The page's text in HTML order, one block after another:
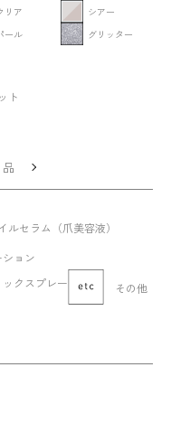
リア
シアー
ール
グリッター
ト
ルセラム（爪美容液）
ョン
クスプレー その他